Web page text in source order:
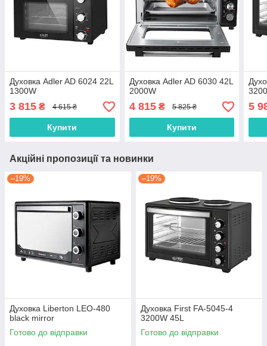
Духовка Adler AD 6024 22L
1300W
3 815 ₴ 4 615 ₴
Купити
Духовка Adler AD 6030 42L
2000W
4 815₴ 5 825 ₴
Купити
5
Акційні пропозиції та новинки
–19%
Духовка Liberton LEO-480
black mirror
Готово до відправки
–19%
Духовка First FA-5045-4
3200W 45L
Готово до відправки